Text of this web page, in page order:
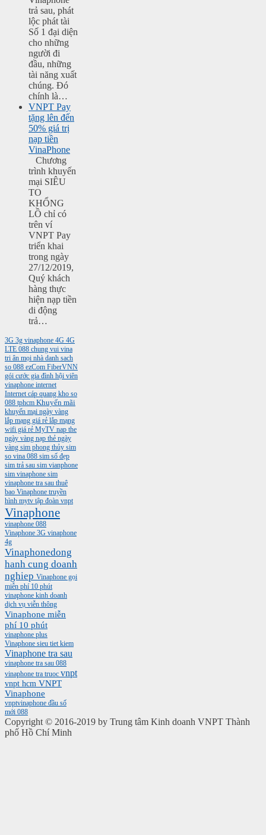
trả sau, phát
lộc phát tài
Số 1 đại diện
cho những
người đi
đầu, những
tài năng xuất
chúng. Đó
chính là…
VNPT Pay
tặng lên đến
50% giá trị
nạp tiền
VinaPhone
Chương
trình khuyến
mại SIÊU
TO
KHỔNG
LỒ chỉ có
trên ví
VNPT Pay
triển khai
trong ngày
27/12/2019,
Quý khách
hàng thực
hiện nạp tiền
di động
trả…
3G 3g vinaphone 4G 4G
LTE 088 chung vui vina
tri ân mọi nhà danh sach
so 088 ezCom FiberVNN
gói cước gia đình hội viên
vinaphone internet
Internet cáp quang kho so
088 tphcm Khuyến mãi
khuyến mại ngày vàng
lắp mạng giá rẻ lắp mạng
wifi giá rẻ MyTV nap the
ngày vàng nạp thẻ ngày
vàng sim phong thủy sim
so vina 088 sim số đẹp
sim trả sau sim vianphone
sim vinaphone sim
vinaphone tra sau thuê
bao Vinaphone truyền
hình mytv tập đoàn vnpt
Vinaphone
vinaphone 088
Vinaphone 3G vinaphone
4g
Vinaphonedong
hanh cung doanh
nghiep Vinaphone gọi
miễn phí 10 phút
vinaphone kinh doanh
dịch vụ viễn thông
Vinaphone miễn
phí 10 phút
vinaphone plus
Vinaphone sieu tiet kiem
Vinaphone tra sau
vinaphone tra sau 088
vinaphone tra truoc vnpt
vnpt hcm VNPT
Vinaphone
vnptvinaphone đầu số
mới 088
Copyright © 2016-2019 by Trung tâm Kinh doanh VNPT Thành
phố Hồ Chí Minh